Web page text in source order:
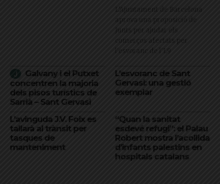
L’Ajuntament de Barcelona
aprova una proposició de
Junts per ajudar els
comerços afectats per
l'esvoranc de l'L9
Galvany i el Putxet
concentren la majoria
dels pisos turístics de
Sarrià – Sant Gervasi
L’esvoranc de Sant
Gervasi: una gestió
exemplar
L’avinguda J.V. Foix es
tallarà al trànsit per
tasques de
manteniment
“Quan la sanitat
esdevé refugi”: el Palau
Robert mostra l’acollida
d’infants palestins en
hospitals catalans